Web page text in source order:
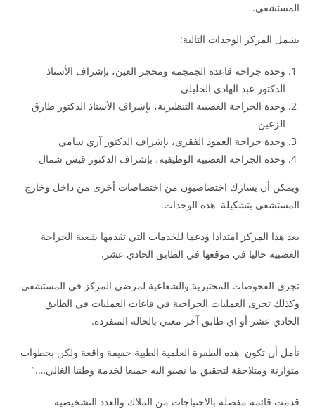
المستشفى.
يشمل المركز الوحدات التالية:
وحدة جراحة قاعدة الجمجمة ومحجر العين، بإشراف الأستاذ
الدكتور عبد الهادي الخليلي
وحدة الجراحة العصبية التنظيرية، بإشراف الأستاذ الدكتور طارق
الزعين
وحدة جراحة العمود الفقري، بإشراف الدكتور آري سامي
وحدة الجراحة العصبية الوظيفية، بإشراف الدكتور قيس شمال
ويمكن أن يشارك اختصاصيون من اختصاصات أخرى من داخل وخارج
المستشفى بتشكيلة هذه الوحدات.
يعد هذا المركز امتدادا ودعما للخدمات التي تقدمها شعبة الجراحة
العصبية حاليا في موقعها في الطابق الحادي عشر.
تجرى الفحوصات المختبرية والشعاعية لمرضى المركز في المستشفى
وكذلك تجرى العمليات الجراحية في قاعات العمليات في الطابق
الحادي عشر أو اي طابق آخر معني بالحالة المنفردة.
نأمل أن تكون هذه الطفرة العلمية الطبية حقيقة واقعة ولكن بخطوات
متوازنة ومتلاحقة لتحقيق ما نصبو اليه جميعا لخدمة وطننا الغالي….”
قدمت قائمة مفصلة بالاحتياجات من الملاك والعدد التشخيصية